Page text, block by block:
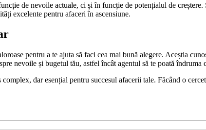
de nevoile actuale, ci și în funcție de potențialul de
excelente pentru afaceri în ascensiune.
pentru a te ajuta să faci cea mai bună alegere. Aceștia
nevoile și bugetul tău, astfel încât agentul să te poată îndruma
dar esențial pentru succesul afacerii tale. Făcând o